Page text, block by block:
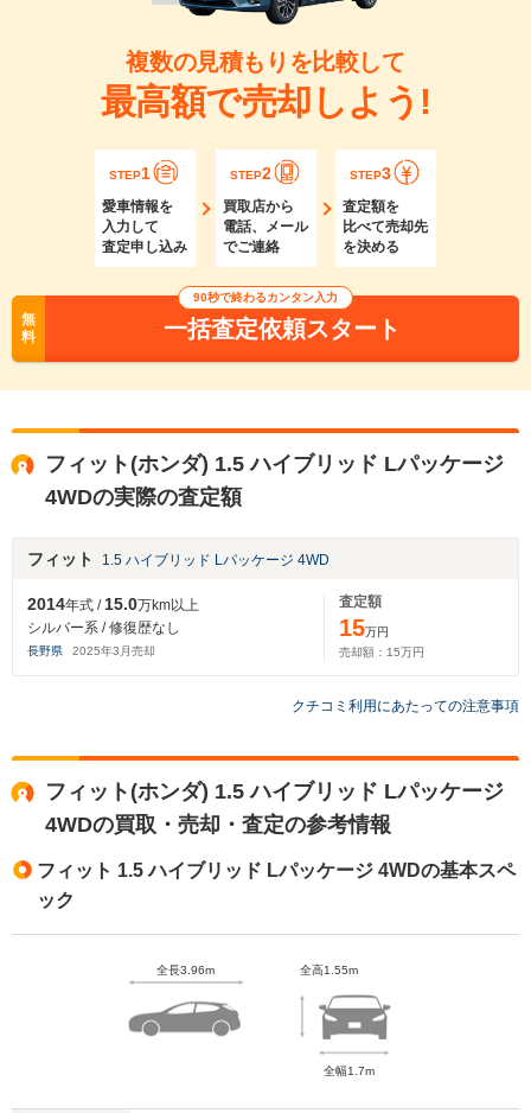
複数の見積もりを比較して
最高額で売却しよう!
STEP1
愛車情報を
入力して
査定申し込み
STEP2
買取店から
電話、メール
でご連絡
STEP3
査定額を
比べて売却先
を決める
無
料
90秒で終わるカンタン入力
一括査定依頼スタート
フィット(ホンダ) 1.5 ハイブリッド Lパッケージ
4WDの実際の査定額
フィット 1.5 ハイブリッド Lパッケージ 4WD
2014年式 /15.0万km以上
シルバー系 / 修復歴なし
長野県 2025年3 月売却
査定額
15万円
売却額： 15万円
クチコミ利用にあたっての注意事項
フィット(ホンダ) 1.5 ハイブリッド Lパッケージ
4WDの買取・売却・査定の参考情報
フィット 1.5 ハイブリッド Lパッケージ 4WDの基本スペ
ック
全長3.96m 全高1.55m
全幅1.7m